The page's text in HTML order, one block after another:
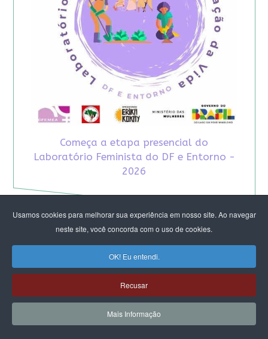
Usamos cookies para melhorar sua experiência em nosso site. Ao navegar
neste site, você concorda com o uso de cookies.
OK! Eu entendi.
Recusar
Mais Informação
Começa a etapa presencial do
Laboratório Feminista do DF e Entorno -
2026